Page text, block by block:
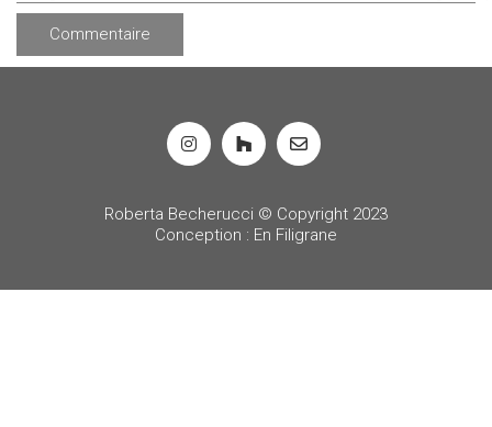
Roberta Becherucci © Copyright 2023
Conception : En Filigrane